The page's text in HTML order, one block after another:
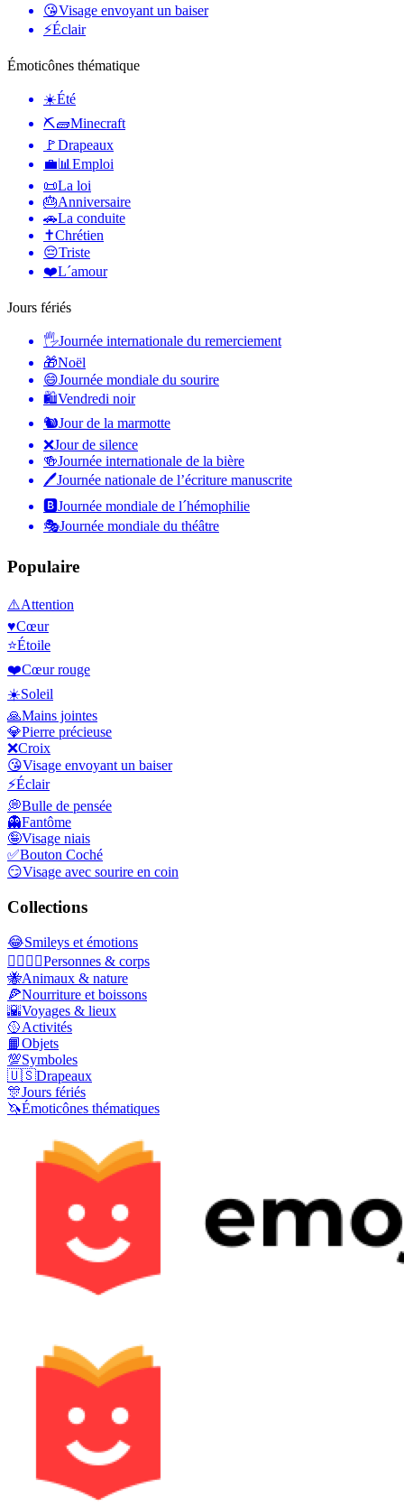
😘Visage envoyant un baiser
⚡Éclair
Émoticônes thématique
☀️Été
⛏🧱Minecraft
🚩Drapeaux
💼📊 Emploi
📜La loi
🎂Anniversaire
🚗La conduite
✝️Chrétien
😔Triste
❤️L´amour
Jours fériés
🖐Journée internationale du remerciement
🎁Noël
😄Journée mondiale du sourire
🛍Vendredi noir
🐿Jour de la marmotte
❌Jour de silence
🍻Journée internationale de la bière
🖊Journée nationale de l’écriture manuscrite
🅱️Journée mondiale de l´hémophilie
🎭Journée mondiale du théâtre
Populaire
⚠️Attention
♥️Cœur
⭐Étoile
❤️Cœur rouge
☀️Soleil
🙏Mains jointes
💎Pierre précieuse
❌Croix
😘Visage envoyant un baiser
⚡Éclair
💭Bulle de pensée
👻Fantôme
🤪Visage niais
✅Bouton Coché
😏Visage avec sourire en coin
Collections
😂Smileys et émotions
👩‍❤️‍💋‍👨Personnes & corps
🐝Animaux & nature
🍕Nourriture et boissons
🌇Voyages & lieux
🥎Activités
📙Objets
💯Symboles
🇺🇸Drapeaux
🎊Jours fériés
🦄Émoticônes thématiques